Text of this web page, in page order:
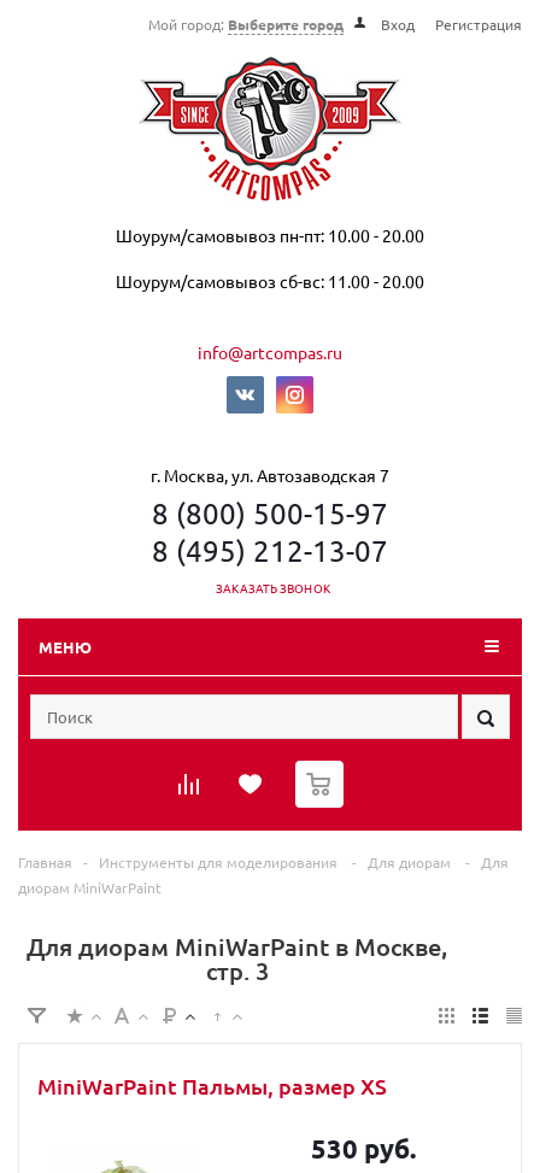
Мой город: Выберите город Вход Регистрация
Шоурум/самовывоз пн-пт: 10.00 - 20.00
Шоурум/самовывоз сб-вс: 11.00 - 20.00
info@artcompas.ru
г. Москва, ул. Автозаводская 7
8 (800) 500-15-97
8 (495) 212-13-07
ЗАКАЗАТЬ ЗВОНОК
МЕНЮ
0
Главная - Инструменты для моделирования - Для диорам -
Для
диорам MiniWarPaint
Для диорам MiniWarPaint в Москве,
стр. 3
MiniWarPaint Пальмы, размер XS
530 руб.